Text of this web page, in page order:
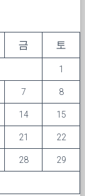
금 토
1
7 8
14 15
21 22
28 29